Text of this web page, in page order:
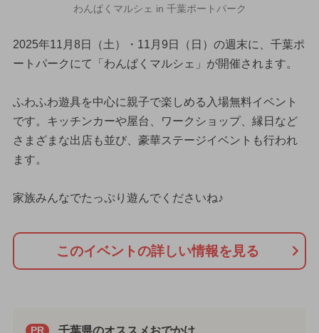
わんぱくマルシェ in 千葉ポートパーク
2025年11月8日（土）・11月9日（日）の週末に、千葉ポ
ートパークにて「わんぱくマルシェ」が開催されます。
ふわふわ遊具を中心に親子で楽しめる入場無料イベント
です。キッチンカーや屋台、ワークショップ、縁日など
さまざまな出店も並び、豪華ステージイベントも行われ
ます。
家族みんなでたっぷり遊んでくださいね♪
このイベントの詳しい情報を見る
PR 千葉県のオススメおでかけ